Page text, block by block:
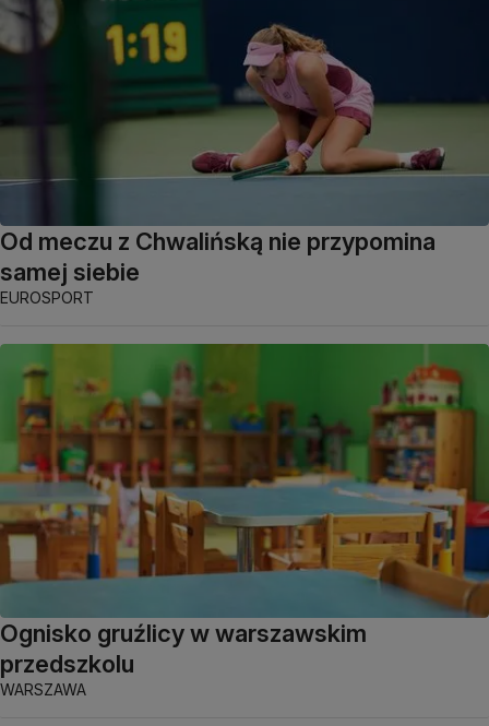
Od meczu z Chwalińską nie przypomina
samej siebie
EUROSPORT
Ognisko gruźlicy w warszawskim
przedszkolu
WARSZAWA